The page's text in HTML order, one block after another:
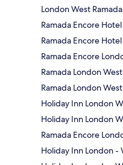
London West
Ramada Encore Hotel
Ramada Encore
Ramada Encore
Ramada London West
Ramada London
Holiday Inn London
Holiday Inn London
Ramada Encore
Holiday Inn London -